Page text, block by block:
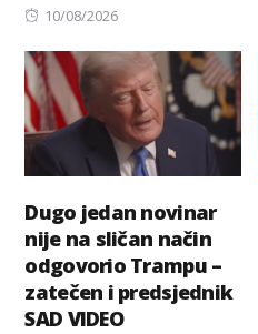
Posted
10/08/2026
Dugo jedan novinar
nije na sličan način
odgovorio Trampu –
zatečen i predsjednik
SAD VIDEO